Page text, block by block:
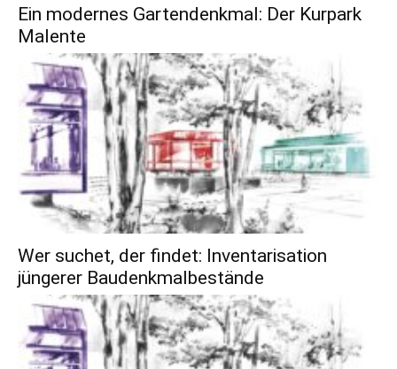
Ein modernes Gartendenkmal: Der Kurpark
Malente
Wer suchet, der findet: Inventarisation
jüngerer Baudenkmalbestände